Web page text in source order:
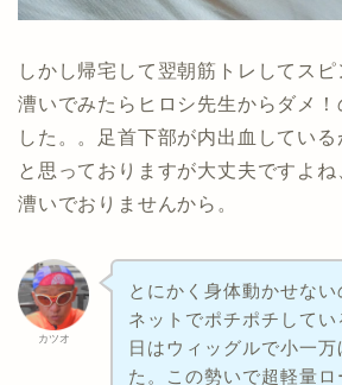
しかし帰宅して翌朝筋トレしてスピ
漕いでみたらヒロシ先生からダメ！
した。。足首下部が内出血してい
と思っておりますが大丈夫ですよね
漕いでおりませんから。
カツオ
とにかく身体動かせな
ネットでポチポチして
日はウィッグルで小一
た。この勢いで超軽量